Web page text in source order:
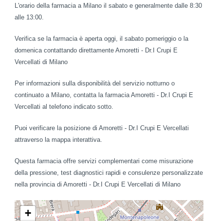
L'orario della farmacia a Milano il sabato e generalmente dalle 8:30
alle 13:00.
Verifica se la farmacia è aperta oggi, il sabato pomeriggio o la
domenica contattando direttamente Amoretti - Dr.I Crupi E
Vercellati di Milano
Per informazioni sulla disponibilità del servizio notturno o
continuato a Milano, contatta la farmacia Amoretti - Dr.I Crupi E
Vercellati al telefono indicato sotto.
Puoi verificare la posizione di Amoretti - Dr.I Crupi E Vercellati
attraverso la mappa interattiva.
Questa farmacia offre servizi complementari come misurazione
della pressione, test diagnostici rapidi e consulenze personalizzate
nella provincia di Amoretti - Dr.I Crupi E Vercellati di Milano
+